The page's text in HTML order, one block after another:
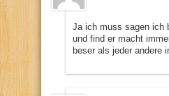
Ja ich muss sagen ich
und find er macht
beser als jeder andere